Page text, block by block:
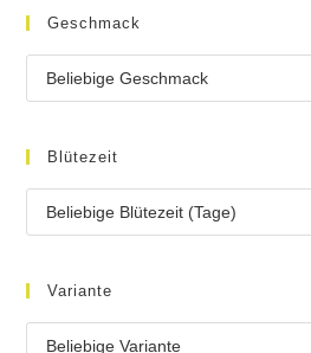
Geschmack
Blütezeit
Variante